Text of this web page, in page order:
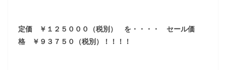
定価 ￥１２５０００（税別） を・・・・ セール価
格 ￥９３７５０（税別）！！！！